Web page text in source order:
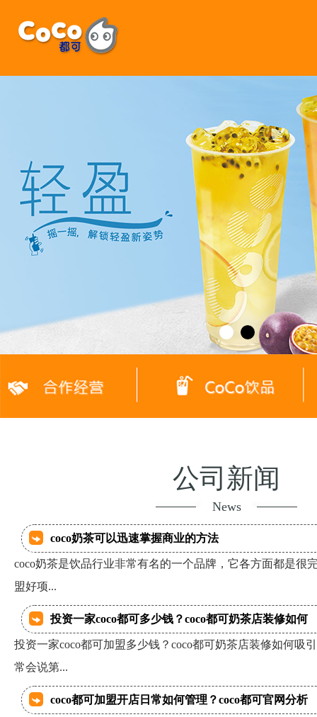
公司新闻
News
coco奶茶可以迅速掌握商业的方法
coco奶茶是饮品行业非常有名的一个品牌，它各方面都是很
盟好项...
投资一家coco都可多少钱？coco都可奶茶店装修如何
投资一家coco都可加盟多少钱？coco都可奶茶店装修如何吸
常会说第...
coco都可加盟开店日常如何管理？coco都可官网分析